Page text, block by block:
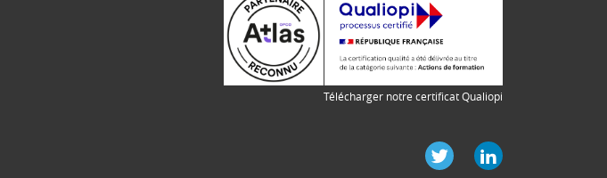
Télécharger notre certificat Qualiopi